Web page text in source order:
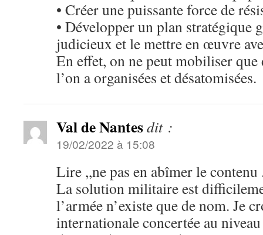
• Créer une puissante force de
• Développer un plan stratégique
judicieux et le mettre en œuvre
En effet, on ne peut mobiliser
l’on a organisées et désatomisées.
Val de Nantesdit :
19/02/2022 à 15:08
Lire ,,ne pas en abîmer le contenu
La solution militaire est
l’armée n’existe que de nom. Je
internationale concertée au